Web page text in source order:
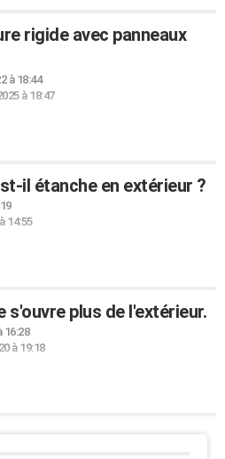
rigide avec panneaux
à 18:44
à 18:47
il étanche en extérieur ?
14:55
plus de l'extérieur.
16:28
à 19:18